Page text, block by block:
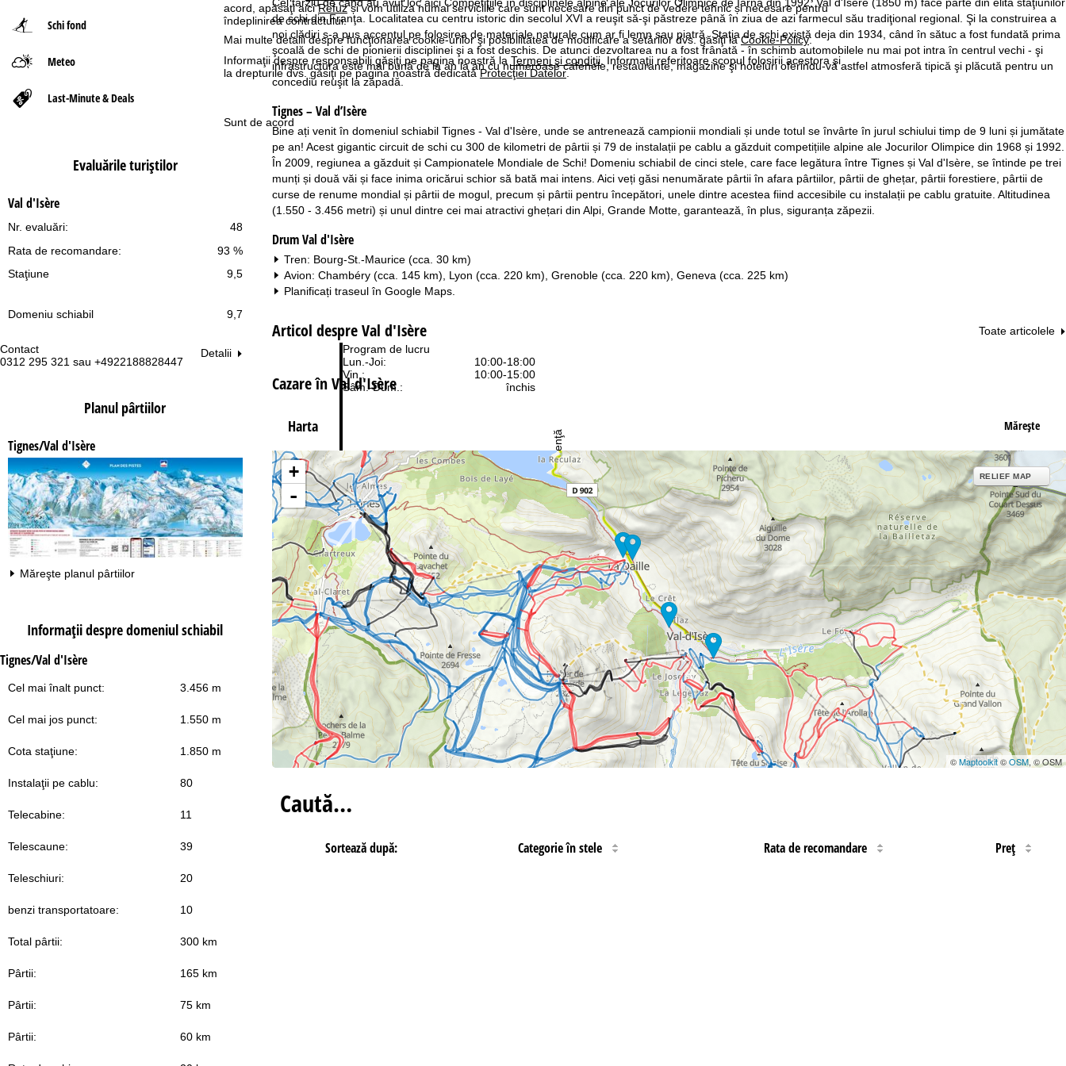
acord, apăsaţi aiciRefuzși vom utiliza numai serviciile care sunt necesare din punct de vedere tehnic și necesare pentru
îndeplinirea contractului.
Mai multe detalii despre funcţionarea cookie-urilor şi posibilitatea de modificare a setărilor dvs. găsiţi laCookie-Policy.
Informaţii despre responsabili găsiţi pe pagina noastră la Termeni şi condiţii. Informaţii referitoare scopul folosirii acestora şi
la drepturile dvs. găsiţi pe pagina noastră dedicatăProtecţiei Datelor.
Sunt de acord
Contact
0312 295 321 sau +4922188828447
Program de lucru
Lun.-Joi:
10:00-18:00
Vin.:
10:00-15:00
Sâm.-Dum.:
închis
Contact
Asistenţă
Schi fond
Meteo
Last-Minute & Deals
Evaluările turiştilor
Val d'Isère
48
Nr. evaluări:
93 %
Rata de recomandare:
Staţiune
9,5
Domeniu schiabil 9,7
Detalii
Planul pârtiilor
Tignes/Val d'Isère
Măreşte planul pârtiilor
Informaţii despre domeniul schiabil
Tignes/Val d'Isère
Cel mai înalt punct: 3.456 m
Cel mai jos punct: 1.550 m
Cota staţiune: 1.850 m
Instalaţii pe cablu: 80
Telecabine: 11
Telescaune: 39
Teleschiuri: 20
benzi transportatoare: 10
Total pârtii: 300 km
Pârtii: 165 km
Pârtii: 75 km
Pârtii: 60 km
ă
de schi din Franţa. Localitatea cu centru istoric din secolul XVI a reuşit să-şi păstreze până în ziua de azi farmecul său tradiţional regional. Şi la construirea a
noi clădiri s-a pus accentul pe folosirea de materiale naturale cum ar fi lemn sau piatră. Staţia de schi există deja din 1934, când în sătuc a fost fundată prima
şcoală de schi de pionierii disciplinei şi a fost deschis. De atunci dezvoltarea nu a fost frânată - în schimb automobilele nu mai pot intra în centrul vechi - şi
infrastructura este mai bună de la an la an cu numeroase cafenele, restaurante, magazine şi hoteluri oferindu-vă astfel atmosferă tipică şi plăcută pentru un
concediu reuşit la zăpadă.
Tignes – Val d’Isère
Bine ați venit în domeniul schiabil Tignes - Val d'Isère, unde se antrenează campionii mondiali și unde totul se învârte în jurul schiului timp de 9 luni și jumătate
pe an! Acest gigantic circuit de schi cu 300 de kilometri de pârtii și 79 de instalații pe cablu a găzduit competițiile alpine ale Jocurilor Olimpice din 1968 și 1992.
În 2009, regiunea a găzduit și Campionatele Mondiale de Schi! Domeniu schiabil de cinci stele, care face legătura între Tignes și Val d'Isère, se întinde pe trei
munți și două văi și face inima oricărui schior să bată mai intens. Aici veți găsi nenumărate pârtii în afara pârtiilor, pârtii de ghețar, pârtii forestiere, pârtii de
curse de renume mondial și pârtii de mogul, precum și pârtii pentru începători, unele dintre acestea fiind accesibile cu instalații pe cablu gratuite. Altitudinea
(1.550 - 3.456 metri) și unul dintre cei mai atractivi ghețari din Alpi, Grande Motte, garantează, în plus, siguranța zăpezii.
Drum Val d'Isère
Tren: Bourg-St.-Maurice (cca. 30 km)
Avion: Chambéry (cca. 145 km), Lyon (cca. 220 km), Grenoble (cca. 220 km), Geneva (cca. 225 km)
Planificați traseul în Google Maps.
Articol despre Val d'Isère Toate articolele
Cazare în Val d'Isère
Harta Măreşte
+
-
RELIEF MAP
©Maptoolkit©OSM, © OSM
Caută…
Sortează după: Categorie în stele Rata de recomandare Preţ